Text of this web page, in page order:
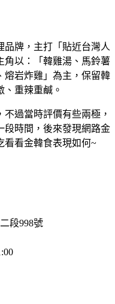
品牌，主打「貼近台灣人
角以：「韓雞湯、馬鈴薯
熔岩炸雞」為主，保留韓
、重辣重鹹。
過當時評價有些兩極，
段時間，後來發現網路金
看看金韓食表現如何~
段998號